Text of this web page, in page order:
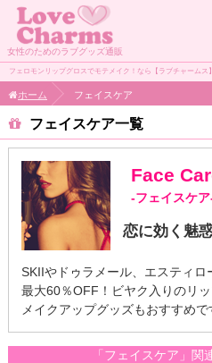
女性のためのラブグッズ通販
フェロモンリップグロスでモテメイク！なら【ラブチャームス】
ホーム フェイスケア
フェイスケア
Face
-フェイスケ
恋に効く魅
SKIIやドゥラメール、エスティ
最大60％OFF！ビヤク入りのリ
メイクアップグッズもおすすめで
「フェイスケア」関